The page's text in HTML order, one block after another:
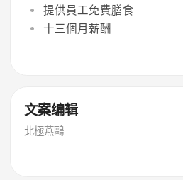
提供員工免費膳食
十三個月薪酬
文案编辑
北極燕鷗